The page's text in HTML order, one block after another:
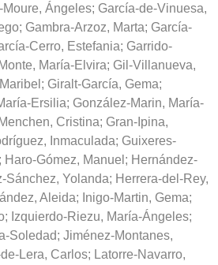
Moure, Ángeles; García-de-Vinuesa,
; Gambra-Arzoz, Marta; García-
Cerro, Estefania; Garrido-
María-Elvira; Gil-Villanueva,
; Giralt-García, Gema;
Ersilia; González-Marin, María-
Cristina; Gran-Ipina,
Inmaculada; Guixeres-
; Haro-Gómez, Manuel ; Hernández-
Sánchez, Yolanda; Herrera-del-Rey,
Aleida; Inigo-Martin, Gema;
; Izquierdo-Riezu, María-Ángeles;
Soledad; Jiménez-Montanes,
Lera, Carlos; Latorre-Navarro,